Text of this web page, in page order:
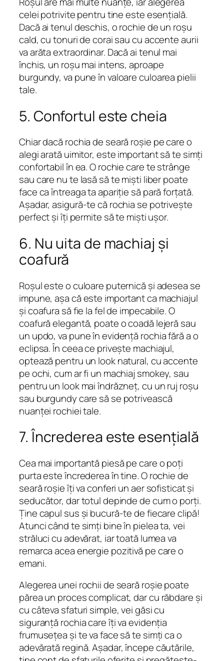
celei potrivite pentru tine este esențială.
Dacă ai tenul deschis, o rochie de un roșu
cald, cu tonuri de corai sau cu accente aurii
va arăta extraordinar. Dacă ai tenul mai
închis, un roșu mai intens, aproape
burgundy, va pune în valoare culoarea pielii
tale.
5. Confortul este cheia
Chiar dacă rochia de seară roșie pe care o
alegi arată uimitor, este important să te simți
confortabil în ea. O rochie care te strânge
sau care nu te lasă să te miști liber poate
face ca întreaga ta apariție să pară forțată.
Așadar, asigură-te că rochia se potrivește
perfect și îți permite să te miști ușor.
6. Nu uita de machiaj și
coafură
Roșul este o culoare puternică și adesea se
impune, așa că este important ca machiajul
și coafura să fie la fel de impecabile. O
coafură elegantă, poate o coadă lejeră sau
un updo, va pune în evidență rochia fără a o
eclipsa. În ceea ce privește machiajul,
optează pentru un look natural, cu accente
pe ochi, cum ar fi un machiaj smokey, sau
pentru un look mai îndrăzneț, cu un ruj roșu
sau burgundy care să se potrivească
nuanței rochiei tale.
7. Încrederea este esențială
Cea mai importantă piesă pe care o poți
purta este încrederea în tine. O rochie de
seară roșie îți va conferi un aer sofisticat și
seducător, dar totul depinde de cum o porți.
Ține capul sus și bucură-te de fiecare clipă!
Atunci când te simți bine în pielea ta, vei
străluci cu adevărat, iar toată lumea va
remarca acea energie pozitivă pe care o
emani.
Alegerea unei rochii de seară roșie poate
părea un proces complicat, dar cu răbdare și
cu câteva sfaturi simple, vei găsi cu
siguranță rochia care îți va evidenția
frumusețea și te va face să te simți ca o
adevărată regină. Așadar, începe căutările,